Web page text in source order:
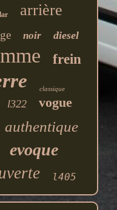
arrière
noir diesel
frein
classique
l322 vogue
authentique
evoque
l405